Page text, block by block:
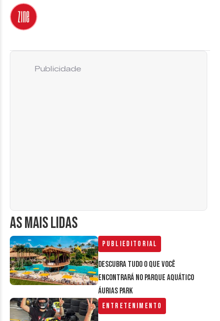
AS MAIS LIDAS
Publieditorial
Descubra tudo o que você
encontrará no parque aquático
Áurias Park
Entretenimento
Publicidade